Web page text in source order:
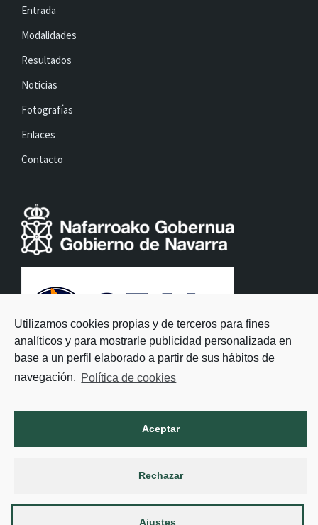
Utilizamos cookies propias y de terceros para fines
analíticos y para mostrarle publicidad personalizada en
base a un perfil elaborado a partir de sus hábitos de
navegación. Política de cookies
Aceptar
Rechazar
Ajustes
Entrada
Modalidades
Resultados
Noticias
Fotografías
Enlaces
Contacto